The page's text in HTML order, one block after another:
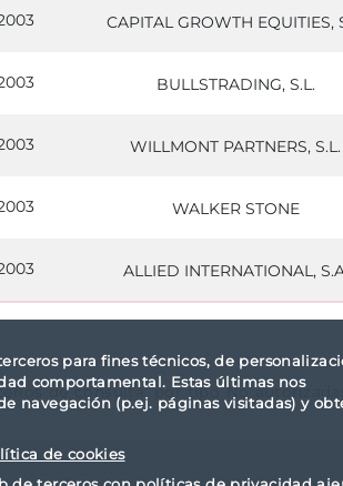
para fines técnicos, de
comportamental. Estas últimas nos
navegación (p.ej. páginas visitadas) y
de cookies
CAPITAL GROWTH EQUITIES,
BULLSTRADING, S.L.
WILLMONT PARTNERS, S.L.
WALKER STONE
ALLIED INTERNATIONAL,
de consulta: por tipo No autorizadas.